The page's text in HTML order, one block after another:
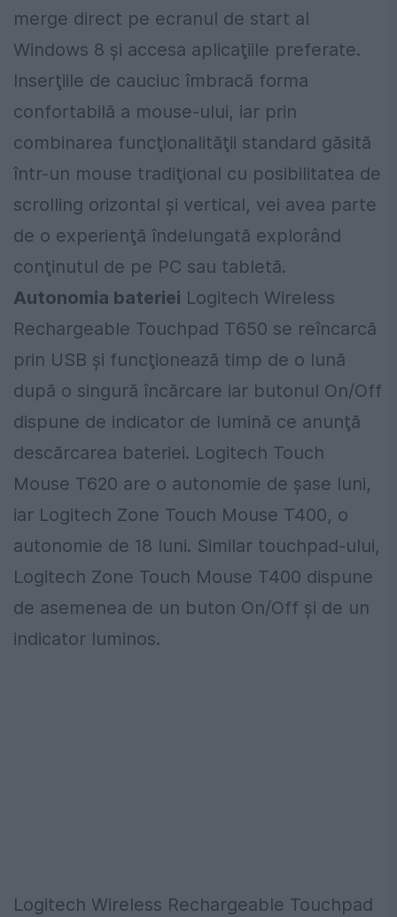
merge direct pe ecranul de start al
Windows 8 şi accesa aplicaţiile preferate.
Inserţiile de cauciuc îmbracă forma
confortabilă a mouse-ului, iar prin
combinarea funcţionalităţii standard găsită
într-un mouse tradiţional cu posibilitatea de
scrolling orizontal şi vertical, vei avea parte
de o experienţă îndelungată explorând
conţinutul de pe PC sau tabletă.
Autonomia bateriei Logitech Wireless
Rechargeable Touchpad T650 se reîncarcă
prin USB şi funcţionează timp de o lună
după o singură încărcare iar butonul On/Off
dispune de indicator de lumină ce anunţă
descărcarea bateriei. Logitech Touch
Mouse T620 are o autonomie de şase luni,
iar Logitech Zone Touch Mouse T400, o
autonomie de 18 luni. Similar touchpad-ului,
Logitech Zone Touch Mouse T400 dispune
de asemenea de un buton On/Off şi de un
indicator luminos.
Logitech Wireless Rechargeable Touchpad